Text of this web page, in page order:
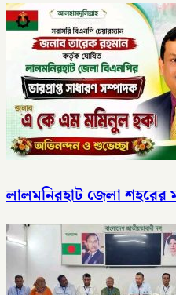
লালমনিরহাট জেলা শহরের